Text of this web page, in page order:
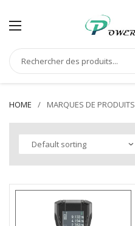
HOME MARQUES DE PRODUITS